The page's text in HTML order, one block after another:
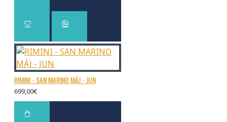
RIMINI - SAN MARINO MÁJ - JUN
699,00€